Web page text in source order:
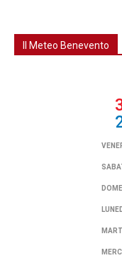
Il Meteo Benevento